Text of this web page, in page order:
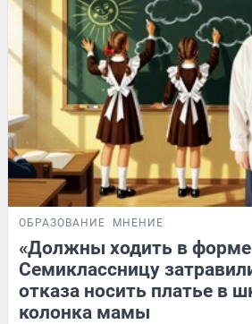
ОБРАЗОВАНИЕ МНЕНИЕ
«Должны ходить в
Семиклассницу
отказа носить платье в
колонка мамы